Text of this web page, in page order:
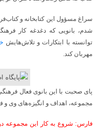
سراغ مسؤول این کتابخانه و
شدم، بانویی که دغدغه کار
توانسته با ابتکارات و تلاش‌هایش
مهربان کند.
پای صحبت با این بانوی فعال
مجموعه، اهداف و انگیزه‌های وی و
فارس: شروع به کار این مجموعه در